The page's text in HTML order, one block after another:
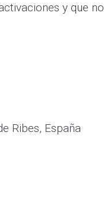
y que no
Ribes, España